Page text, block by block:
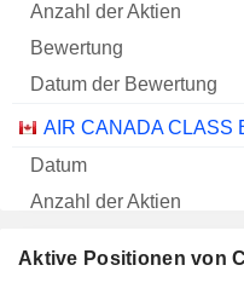
AIR CANADA CLASS
Aktive Positionen von